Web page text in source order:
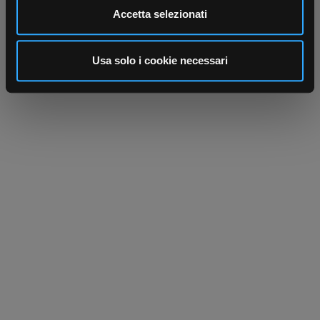
Utilizziamo i cookie per personalizzare contenuti ed
analizzare il nostro traffico. Condividiamo inoltre
informazioni sul modo in cui utilizza il nostro sito con i
nostri partner che si occupano di analisi dei dati web,
pubblicità e social media, i quali potrebbero combinarle
Accetta selezionati
Usa solo i cookie necessari